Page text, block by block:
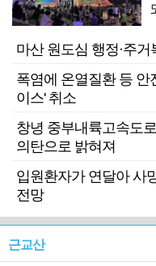
마산 원도심 행정·주
폭염에 온열질환 등 안
이스' 취소
창녕 중부내륙고속도
의탄으로 밝혀져
입원환자가 연달아 사
전망
근교산